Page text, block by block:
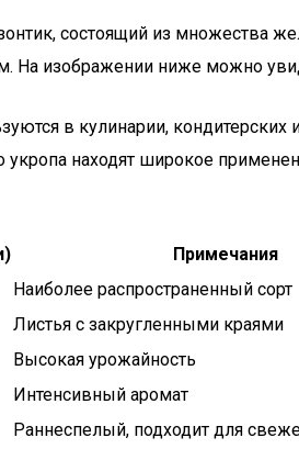
состоящий из множества
На изображении ниже можно
в кулинарии,
находят широкое
Примечания
Наиболее распространенный сорт
Листья с закругленными краями
Высокая урожайность
Интенсивный аромат
Раннеспелый, подходит для